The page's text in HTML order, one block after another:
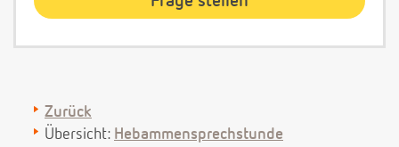
Zurück
Übersicht: Hebammensprechstunde